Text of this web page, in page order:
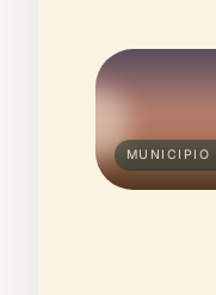
MUNICIPIO